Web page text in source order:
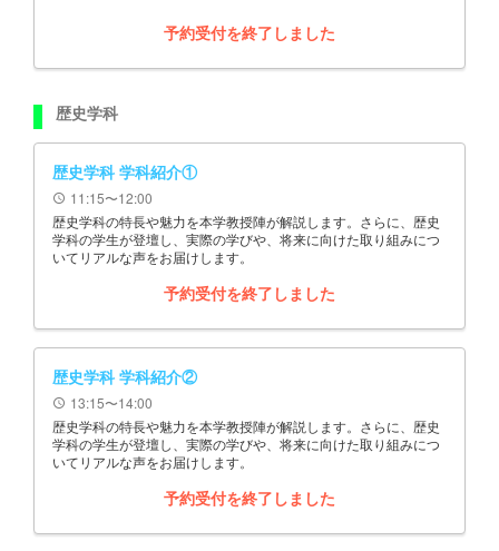
予約受付を終了しました
歴史学科
歴史学科 学科紹介①
schedule 11:15〜12:00
歴史学科の特長や魅力を本学教授陣が解説します。さらに、歴史
学科の学生が登壇し、実際の学びや、将来に向けた取り組みにつ
いてリアルな声をお届けします。
予約受付を終了しました
歴史学科 学科紹介②
schedule 13:15〜14:00
歴史学科の特長や魅力を本学教授陣が解説します。さらに、歴史
学科の学生が登壇し、実際の学びや、将来に向けた取り組みにつ
いてリアルな声をお届けします。
予約受付を終了しました